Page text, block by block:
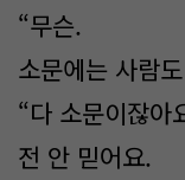
“무슨.
소문에는 사람
“다 소문이잖아
전 안 믿어요.